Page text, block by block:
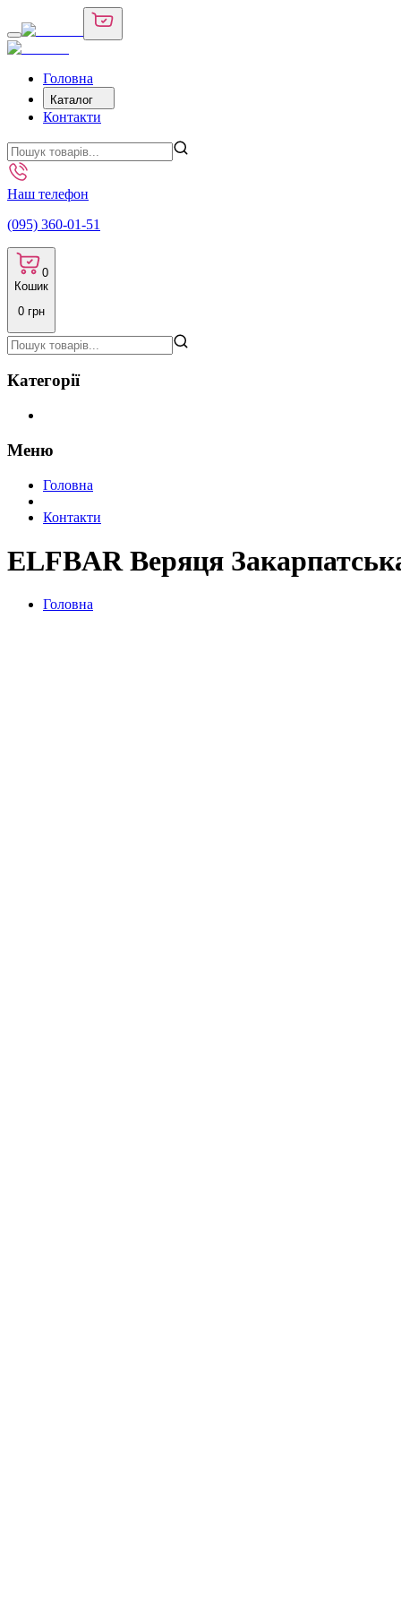
Головна
Каталог
Контакти
Наш телефон
(095) 360-01-51
0
Кошик
0 грн
Категорії
Меню
Головна
Контакти
ELFBAR Веряця
Головна